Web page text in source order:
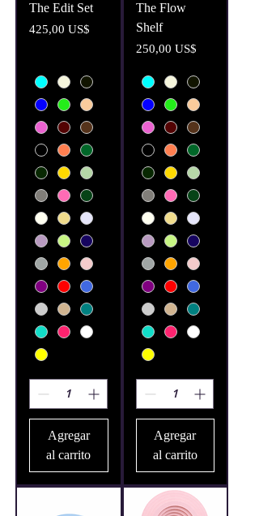
The Edit Set
Precio
425,00 US$
Agregar
al carrito
The Flow
Shelf
Precio
250,00 US$
Agregar
al carrito